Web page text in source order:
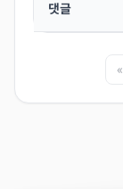
댓글
«